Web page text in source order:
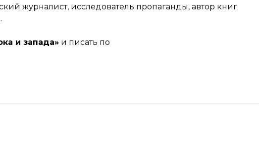
журналист, исследователь пропаганды, автор книг
и запада» и писать по